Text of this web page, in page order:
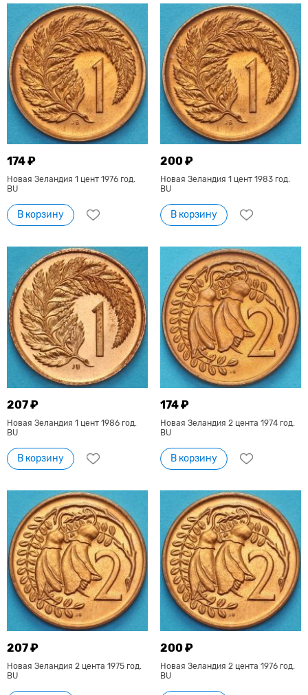
174 ₽
Новая Зеландия 1 цент 1976 год.
BU
В корзину
200 ₽
Новая Зеландия 1 цент 1983 год.
BU
В корзину
207 ₽
Новая Зеландия 1 цент 1986 год.
BU
В корзину
174 ₽
Новая Зеландия 2 цента 1974 год.
BU
В корзину
207 ₽
Новая Зеландия 2 цента 1975 год.
BU
200 ₽
Новая Зеландия 2 цента 1976 год.
BU